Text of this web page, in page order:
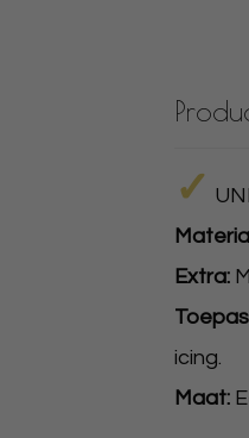
✓
Extra:
icing.
Maat: